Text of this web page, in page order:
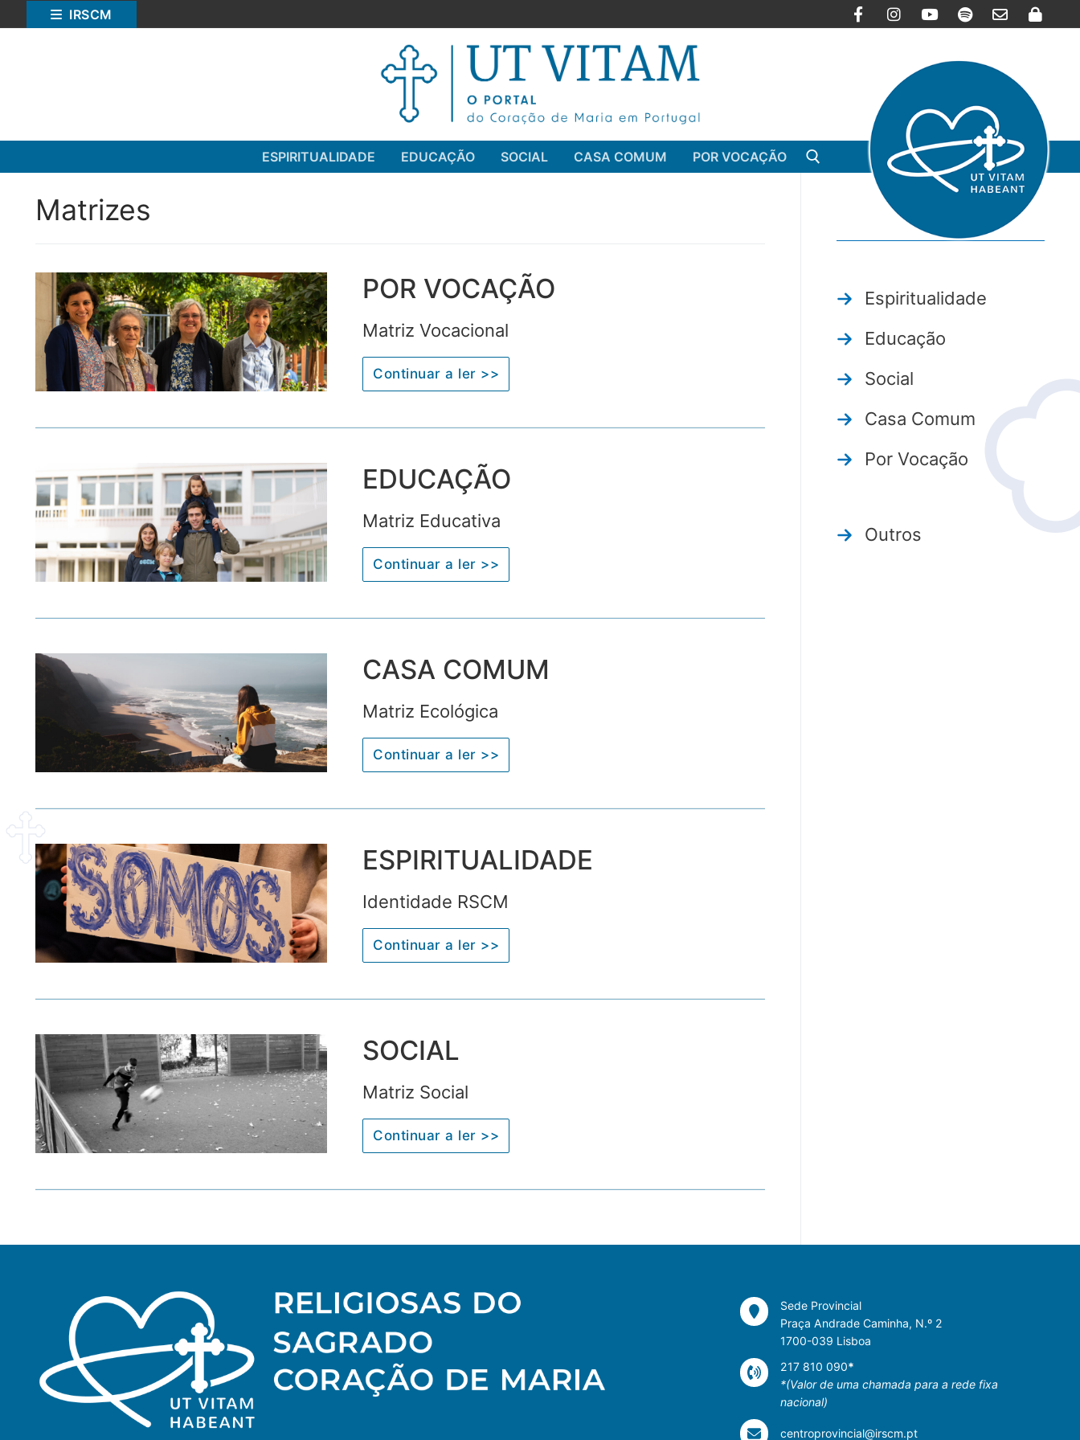
IRSCM
ESPIRITUALIDADE EDUCAÇÃO SOCIAL CASA COMUM POR VOCAÇÃO
Pesquisar
por:
ESPIRITUALIDADE
EDUCAÇÃO
POR VOCAÇÃO
Matrizes
POR VOCAÇÃO
Matriz Vocacional
Continuar a ler >>
EDUCAÇÃO
Matriz Educativa
Continuar a ler >>
CASA COMUM
Matriz Ecológica
Continuar a ler >>
ESPIRITUALIDADE
Identidade RSCM
Continuar a ler >>
SOCIAL
Matriz Social
Continuar a ler >>
Espiritualidade
Educação
Social
Casa Comum
Por Vocação
Outros
Sede Provincial
Praça Andrade Caminha, N.º 2
1700-039 Lisboa
217 810 090*
*(Valor de uma chamada para a rede fixa
nacional)
centroprovincial@irscm.pt